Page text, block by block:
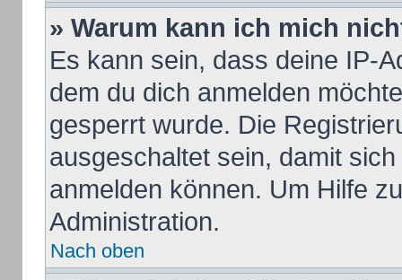
» Warum kann ich mich
Es kann sein, dass deine IP-
dem du dich anmelden
gesperrt wurde. Die
ausgeschaltet sein, damit
anmelden können. Um Hilfe
Administration.
Nach oben